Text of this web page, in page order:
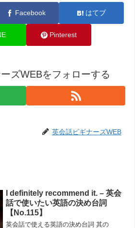
Facebook はてブ
Pinterest
ズWEBをフォローする
英会話ビギナーズWEB
I definitely recommend it. – 英会
話で使いたい英語の決め台詞
【No.115】
英会話で使える英語の決め台詞 其の